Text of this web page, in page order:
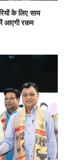
के लिए साय
आएगी रकम